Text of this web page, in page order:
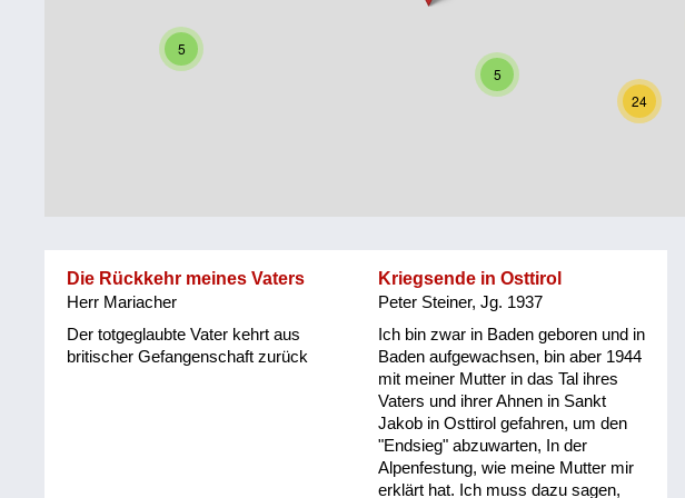
Steiermark
Tirol
Fluchtgeschichten
Staatsvertrag
Wohnen
5
24
5
Die Rückkehr meines Vaters
Herr Mariacher
Der totgeglaubte Vater kehrt aus
britischer Gefangenschaft zurück
Kriegsende in Osttirol
Peter Steiner, Jg. 1937
Ich bin zwar in Baden geboren und in
Baden aufgewachsen, bin aber 1944
mit meiner Mutter in das Tal ihres
Vaters und ihrer Ahnen in Sankt
Jakob in Osttirol gefahren, um den
"Endsieg" abzuwarten, In der
Alpenfestung, wie meine Mutter mir
erklärt hat. Ich muss dazu sagen,